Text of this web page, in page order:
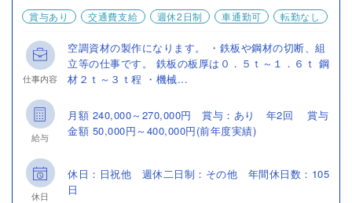
賞与あり
交通費支給 週休2日制 車通勤可 転勤なし
仕事内容
空調資材の製作になります。 ・鉄板や鋼材の切断、組
立等の仕事です。 鉄板の板厚は０．５ｔ～１．６ｔ 鋼
材２ｔ～３ｔ程 ・機械...
給与
月額 240,000～270,000円 賞与：あり 年2回 賞与
金額 50,000円～400,000円(前年度実績)
休日
休日：日祝他 週休二日制：その他 年間休日数：105
日